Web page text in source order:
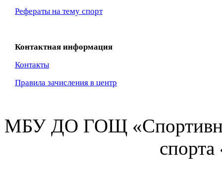
Рефераты на тему спорт
Контактная информация
Контакты
Правила зачисления в центр
МБУ ДО ГОЩ